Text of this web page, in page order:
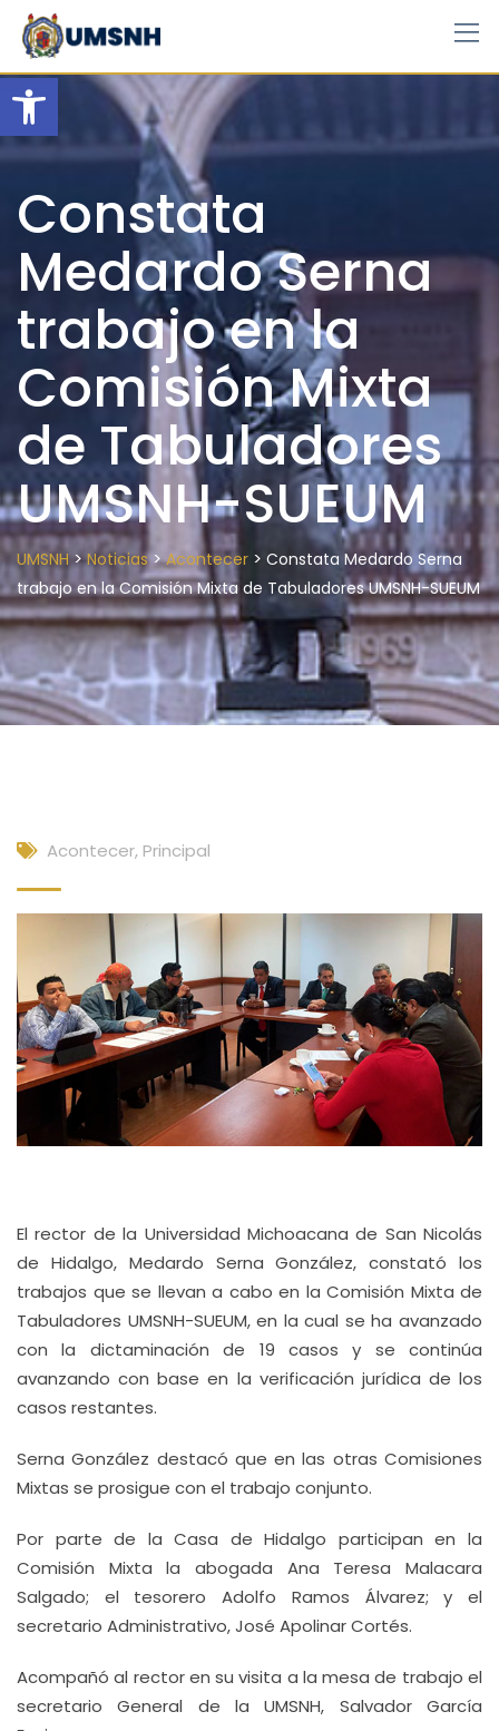
Open toolbar
Skip
content
Constata
Medardo Serna
trabajo en la
Comisión Mixta
de Tabuladores
UMSNH-SUEUM
UMSNH>Noticias>Acontecer > Constata Medardo Serna
trabajo en la Comisión Mixta de Tabuladores UMSNH-SUEUM
Acontecer, Principal
El rector de la Universidad Michoacana de San Nicolás
de Hidalgo, Medardo Serna González, constató los
trabajos que se llevan a cabo en la Comisión Mixta de
Tabuladores UMSNH-SUEUM, en la cual se ha avanzado
con la dictaminación de 19 casos y se continúa
avanzando con base en la verificación jurídica de los
casos restantes.
Serna González destacó que en las otras Comisiones
Mixtas se prosigue con el trabajo conjunto.
Por parte de la Casa de Hidalgo participan en la
Comisión Mixta la abogada Ana Teresa Malacara
Salgado; el tesorero Adolfo Ramos Álvarez; y el
secretario Administrativo, José Apolinar Cortés.
Acompañó al rector en su visita a la mesa de trabajo el
secretario General de la UMSNH, Salvador García